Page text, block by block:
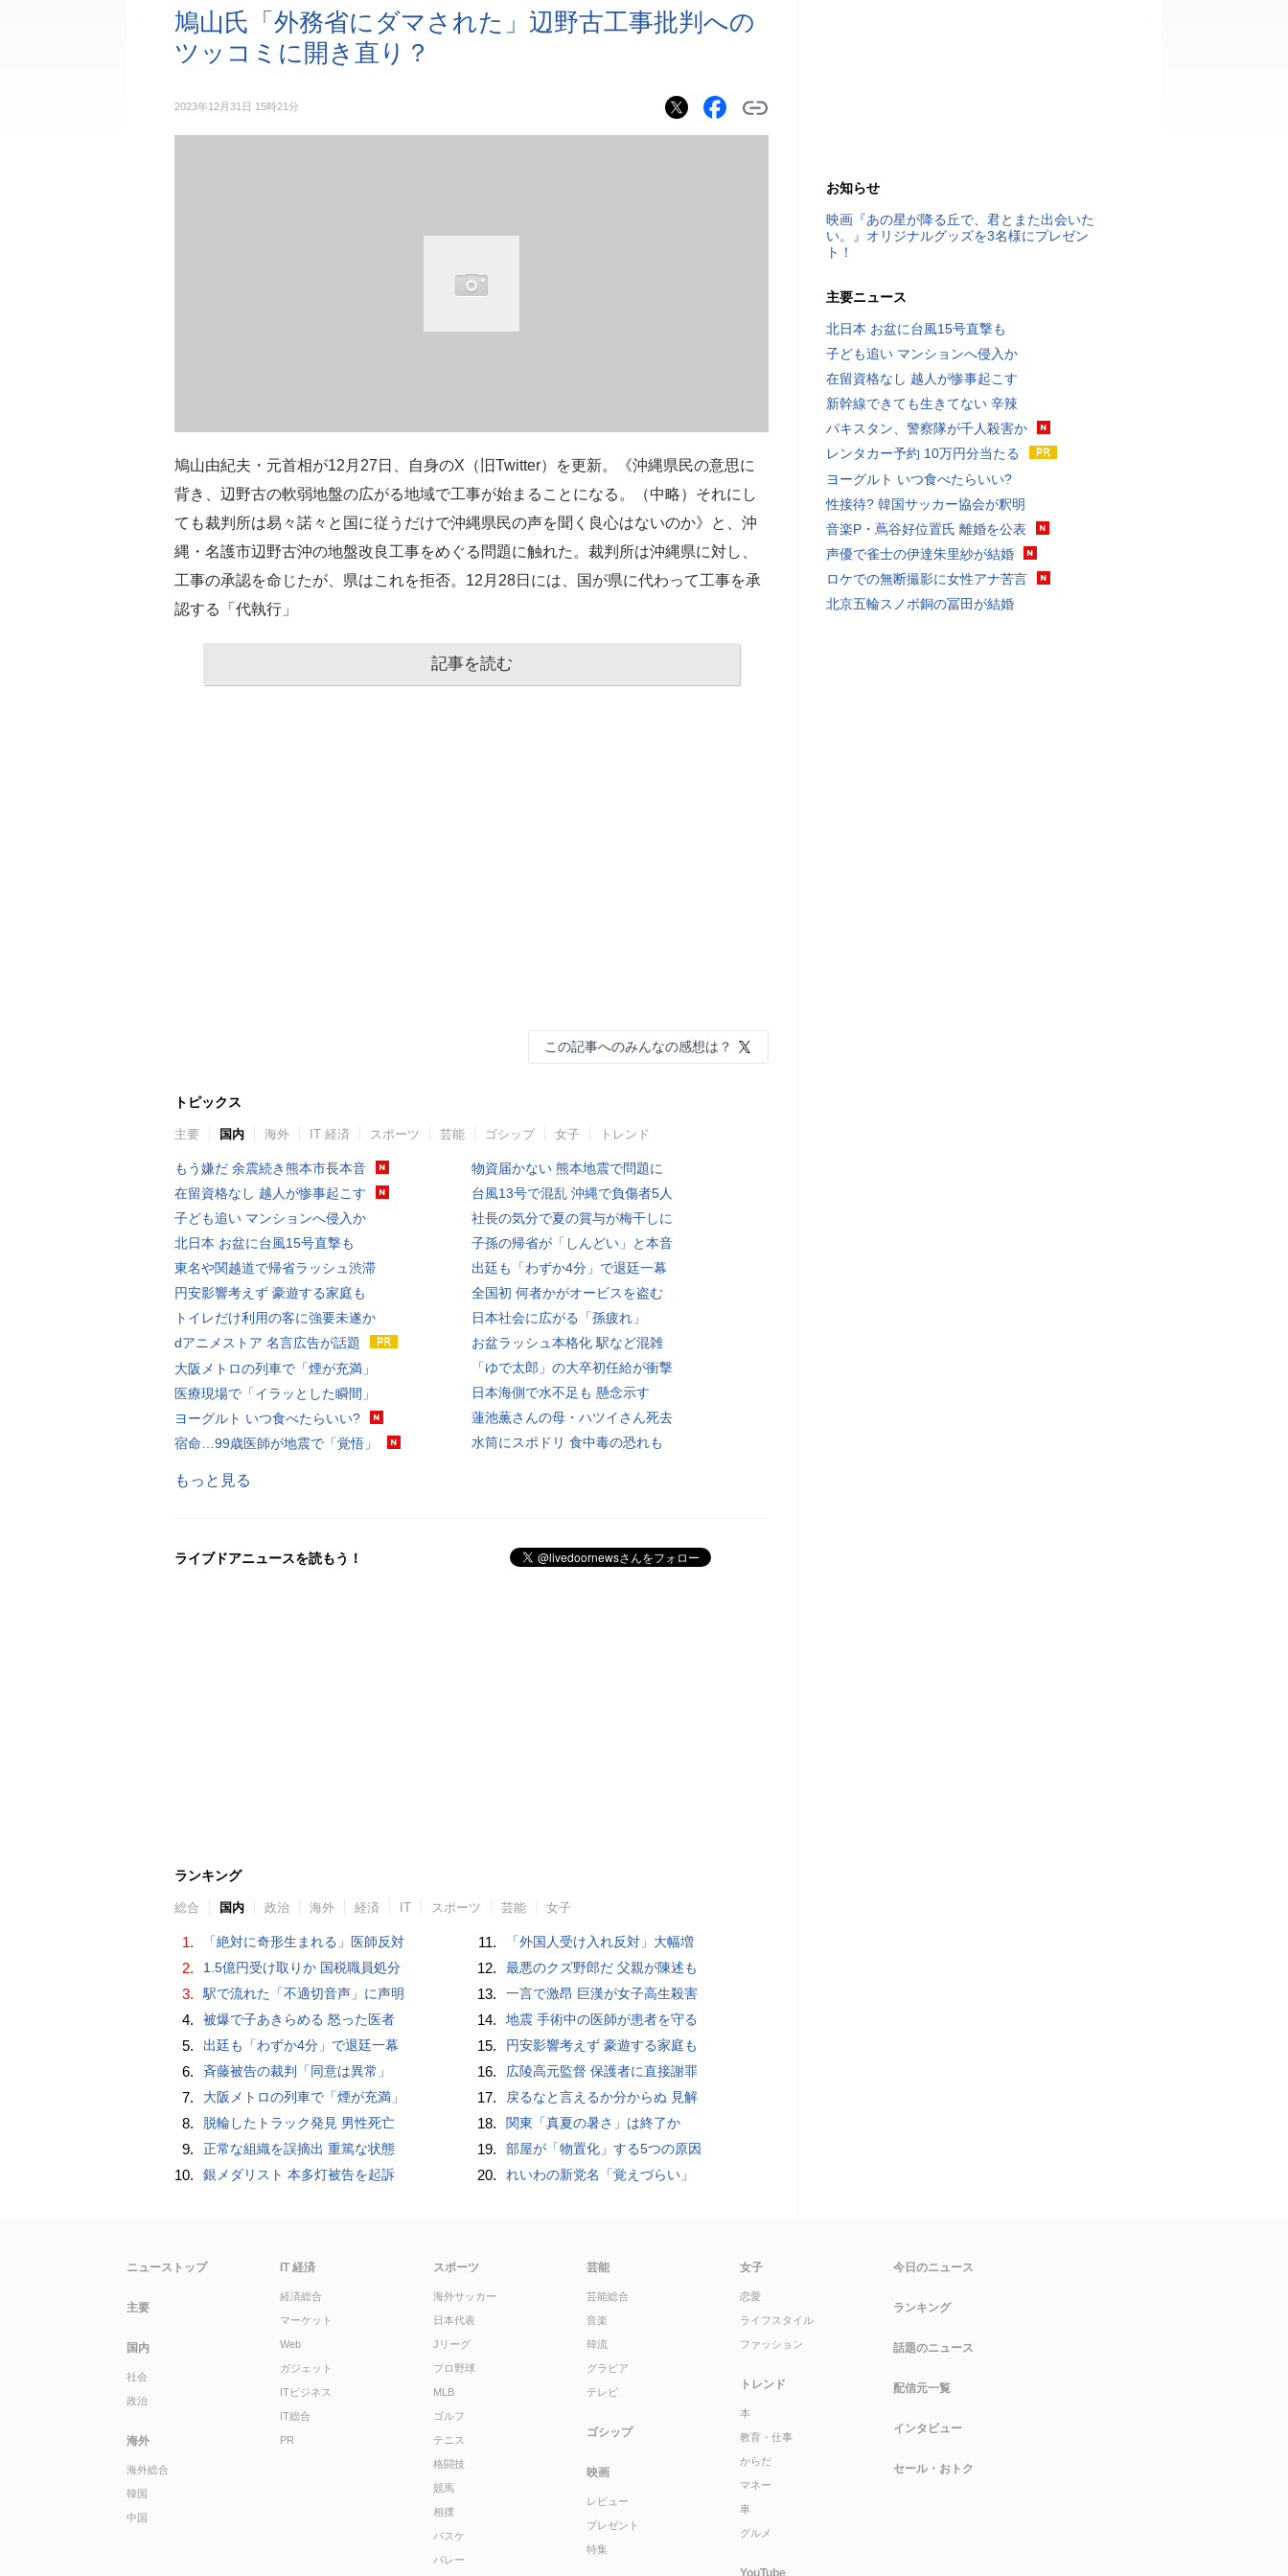
鳩山氏「外務省にダマされた」辺野古工事批判への
ツッコミに開き直り？
2023年12月31日 15時21分
鳩山由紀夫・元首相が12月27日、自身のX（旧Twitter）を更新。《沖縄県民の意思に
背き、辺野古の軟弱地盤の広がる地域で工事が始まることになる。（中略）それにし
ても裁判所は易々諾々と国に従うだけで沖縄県民の声を聞く良心はないのか》と、沖
縄・名護市辺野古沖の地盤改良工事をめぐる問題に触れた。裁判所は沖縄県に対し、
工事の承認を命じたが、県はこれを拒否。12月28日には、国が県に代わって工事を承
認する「代執行」
記事を読む
この記事へのみんなの感想は？
トピックス
主要 国内 海外 IT 経済 スポーツ 芸能 ゴシップ 女子 トレンド
もう嫌だ 余震続き熊本市長本音
在留資格なし 越人が惨事起こす
子ども追い マンションへ侵入か
北日本 お盆に台風15号直撃も
東名や関越道で帰省ラッシュ渋滞
円安影響考えず 豪遊する家庭も
トイレだけ利用の客に強要未遂か
dアニメストア 名言広告が話題
大阪メトロの列車で「煙が充満」
医療現場で「イラッとした瞬間」
ヨーグルト いつ食べたらいい?
宿命…99歳医師が地震で「覚悟」
物資届かない 熊本地震で問題に
台風13号で混乱 沖縄で負傷者5人
社長の気分で夏の賞与が梅干しに
子孫の帰省が「しんどい」と本音
出廷も「わずか4分」で退廷一幕
全国初 何者かがオービスを盗む
日本社会に広がる「孫疲れ」
お盆ラッシュ本格化 駅など混雑
「ゆで太郎」の大卒初任給が衝撃
日本海側で水不足も 懸念示す
蓮池薫さんの母・ハツイさん死去
水筒にスポドリ 食中毒の恐れも
もっと見る
ライブドアニュースを読もう！
ランキング
総合 国内 政治 海外 経済 IT スポーツ 芸能 女子
1. 「絶対に奇形生まれる」医師反対
2. 1.5億円受け取りか 国税職員処分
3. 駅で流れた「不適切音声」に声明
4. 被爆で子あきらめる 怒った医者
5. 出廷も「わずか4分」で退廷一幕
6. 斉藤被告の裁判「同意は異常」
7. 大阪メトロの列車で「煙が充満」
8. 脱輪したトラック発見 男性死亡
9. 正常な組織を誤摘出 重篤な状態
10. 銀メダリスト 本多灯被告を起訴
11. 「外国人受け入れ反対」大幅増
12. 最悪のクズ野郎だ 父親が陳述も
13. 一言で激昂 巨漢が女子高生殺害
14. 地震 手術中の医師が患者を守る
15. 円安影響考えず 豪遊する家庭も
16. 広陵高元監督 保護者に直接謝罪
17. 戻るなと言えるか分からぬ 見解
18. 関東「真夏の暑さ」は終了か
19. 部屋が「物置化」する5つの原因
20. れいわの新党名「覚えづらい」
お知らせ
映画『あの星が降る丘で、君とまた出会いた
い。』オリジナルグッズを3名様にプレゼン
ト！
主要ニュース
北日本 お盆に台風15号直撃も
子ども追い マンションへ侵入か
在留資格なし 越人が惨事起こす
新幹線できても生きてない 辛辣
パキスタン、警察隊が千人殺害か
レンタカー予約 10万円分当たる
ヨーグルト いつ食べたらいい?
性接待? 韓国サッカー協会が釈明
音楽P・蔦谷好位置氏 離婚を公表
声優で雀士の伊達朱里紗が結婚
ロケでの無断撮影に女性アナ苦言
北京五輪スノボ銅の冨田が結婚
ニューストップ
主要
国内
社会
政治
海外
海外総合
韓国
中国
IT 経済
経済総合
マーケット
Web
ガジェット
ITビジネス
IT総合
PR
スポーツ
海外サッカー
日本代表
Jリーグ
プロ野球
MLB
ゴルフ
テニス
格闘技
競馬
相撲
バスケ
バレー
芸能
芸能総合
音楽
韓流
グラビア
テレビ
ゴシップ
映画
レビュー
プレゼント
特集
女子
恋愛
ライフスタイル
ファッション
トレンド
本
教育・仕事
からだ
マネー
車
グルメ
YouTube
今日のニュース
ランキング
話題のニュース
配信元一覧
インタビュー
セール・おトク